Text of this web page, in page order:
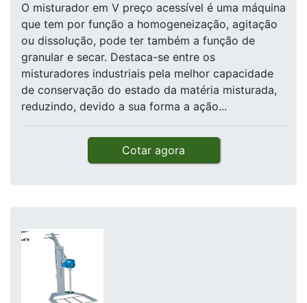
O misturador em V preço acessível é uma máquina
que tem por função a homogeneização, agitação
ou dissolução, pode ter também a função de
granular e secar. Destaca-se entre os
misturadores industriais pela melhor capacidade
de conservação do estado da matéria misturada,
reduzindo, devido a sua forma a ação...
Cotar agora